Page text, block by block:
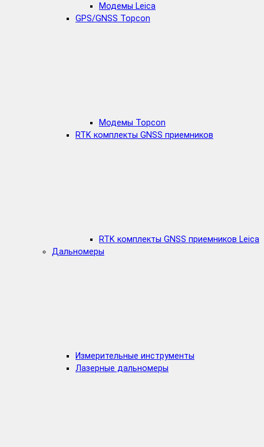
Модемы Leica
GPS/GNSS Topcon
Модемы Topcon
RTK комплекты GNSS приемников
RTK комплекты GNSS приемников Leica
Дальномеры
Измерительные инструменты
Лазерные дальномеры